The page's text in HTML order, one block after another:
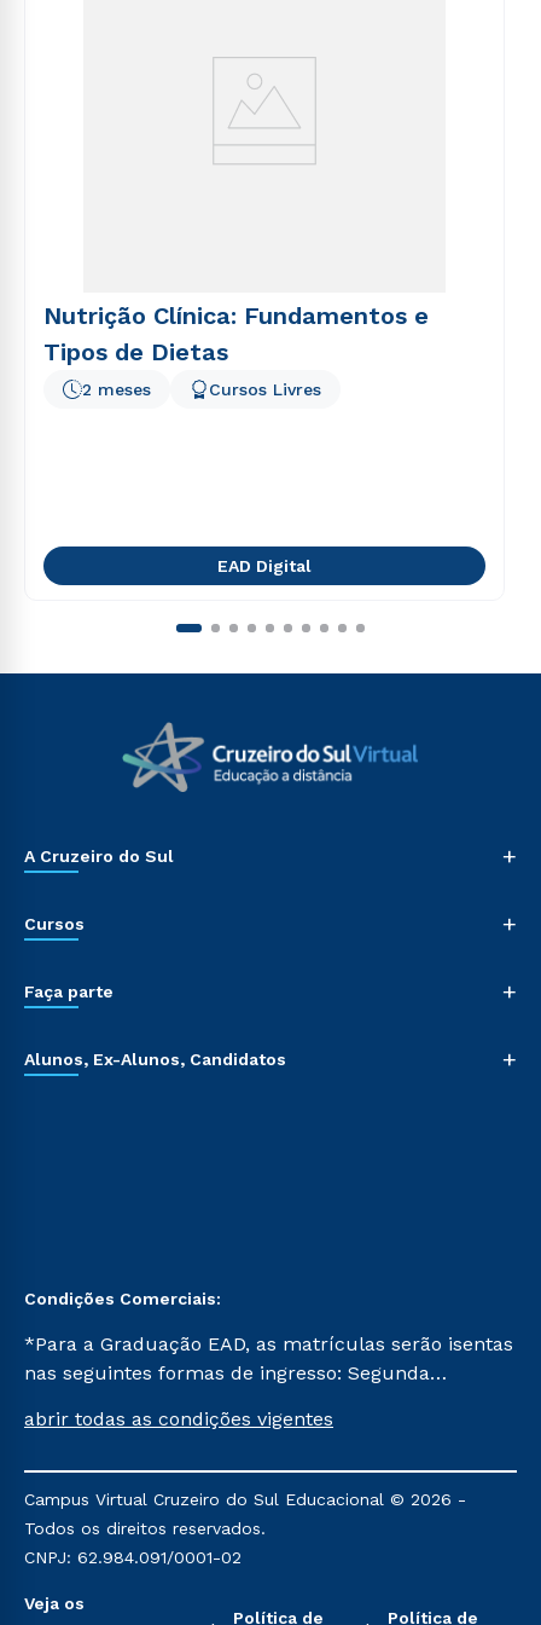
Nutrição Clínica: Fundamentos e
Tipos de Dietas
2 meses Cursos Livres
EAD Digital
A Cruzeiro do Sul +
Cursos +
Faça parte +
Alunos, Ex-Alunos, Candidatos +
Condições Comerciais:
*Para a Graduação EAD, as matrículas serão isentas
nas seguintes formas de ingresso: Segunda
Já para as demais, a taxa de matrícula será de R$
mencionadas são referentes aos cursos: Ensino
Religioso, Geografia para a Docência e Metodologia
do Ensino de História: Questões Atuais.
abrir todas as condições vigentes
Campus Virtual Cruzeiro do Sul Educacional © 2026 -
Todos os direitos reservados.
CNPJ: 62.984.091/0001-02
Veja os
Política de Política de